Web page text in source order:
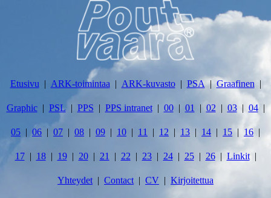
Etusivu ARK-toimintaa ARK-kuvasto PSA Graafinen
Graphic PSL PPS PPS intranet 00 01 02 03 04
05 06 07 08 09 10 11 12 13 14 15 16
17 18 19 20 21 22 23 24 25 26 Linkit
Yhteydet Contact CV Kirjoitettua